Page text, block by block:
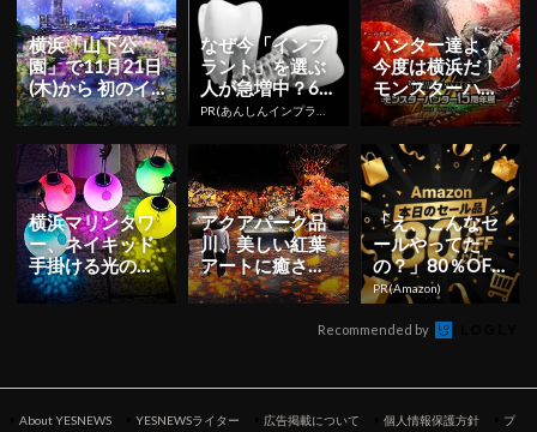
横浜「山下公
園」で11月21日
(木)から 初のイ
ルミネーション
イベント開催！
なぜ今「インプ
ラント」を選ぶ
人が急増中？65
歳以上の方は要
ハンター達よ、
今度は横浜だ！
モンスターハン
ター15周年記念
イベントが再び
開催決定
横浜マリンタワ
ー、ネイキッド
手掛ける光のイ
ベント「夜空の
灯台巡り 〜横浜
アクアパーク品
川、美しい紅葉
アートに癒され
る秋の新イベン
ト「ネイキッド
「え、こんなセ
ールやってた
の？」80％OFF
以上が続々登
場！Amazonの本
気が...
PR(Amazon)
Recommended by
About YESNEWS YESNEWSライター 広告掲載について 個人情報保護方針 プ